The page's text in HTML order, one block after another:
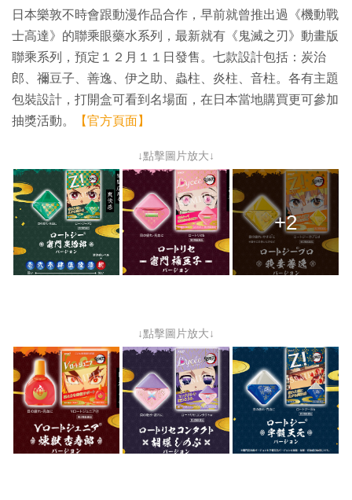
日本樂敦不時會跟動漫作品合作，早前就曾推出過《機動戰
士高達》的聯乘眼藥水系列，最新就有《鬼滅之刃》動畫版
聯乘系列，預定１２月１１日發售。七款設計包括：炭治
郎、禰豆子、善逸、伊之助、蟲柱、炎柱、音柱。各有主題
包裝設計，打開盒可看到名場面，在日本當地購買更可參加
抽獎活動。
【官方頁面】
↓點擊圖片放大↓
+2
↓點擊圖片放大↓